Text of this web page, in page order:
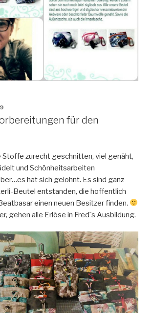
für den
Stoffe zurecht geschnitten, viel genäht,
und Schönheitsarbeiten
hat sich gelohnt. Es sind ganz
Beutel entstanden, die hoffentlich
einen neuen Besitzer finden.
gehen alle Erlöse in Fred´s Ausbildung.